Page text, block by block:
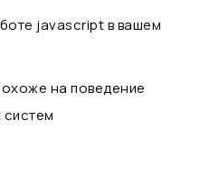
javascript в вашем
на поведение